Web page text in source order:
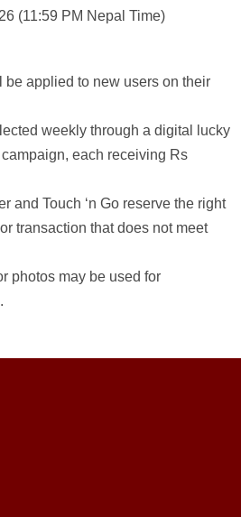
(11:59 PM Nepal Time)
be applied to new users on their
weekly through a digital lucky
each receiving Rs
and Touch ‘n Go reserve the right
transaction that does not meet
photos may be used for